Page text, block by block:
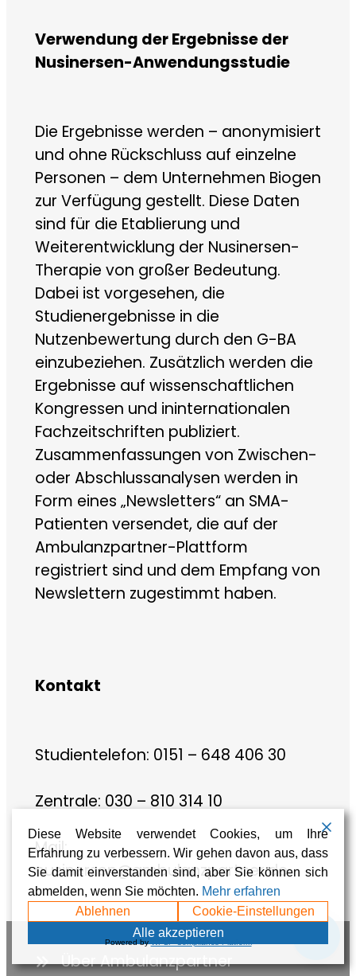
Verwendung der Ergebnisse der
Nusinersen-Anwendungsstudie
Die Ergebnisse werden – anonymisiert
und ohne Rückschluss auf einzelne
Personen – dem Unternehmen Biogen
zur Verfügung gestellt. Diese Daten
sind für die Etablierung und
Weiterentwicklung der Nusinersen-
Therapie von großer Bedeutung.
Dabei ist vorgesehen, die
Studienergebnisse in die
Nutzenbewertung durch den G-BA
einzubeziehen. Zusätzlich werden die
Ergebnisse auf wissenschaftlichen
Kongressen und ininternationalen
Fachzeitschriften publiziert.
Zusammenfassungen von Zwischen-
oder Abschlussanalysen werden in
Form eines „Newsletters“ an SMA-
Patienten versendet, die auf der
Ambulanzpartner-Plattform
registriert sind und dem Empfang von
Newslettern zugestimmt haben.
Kontakt
Studientelefon: 0151 – 648 406 30
Zentrale: 030 – 810 314 10
Mail:
nusinersen@ambulanzpartner.de
Über Ambulanzpartner
Diese Website verwendet Cookies, um Ihre
Erfahrung zu verbessern. Wir gehen davon aus, dass
Sie damit einverstanden sind, aber Sie können sich
abmelden, wenn Sie möchten. Mehr erfahren
Ablehnen
Cookie-Einstellungen
Alle akzeptieren
Powered by WPLP Compliance Platform